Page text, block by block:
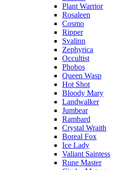
Plant Warrior
Rosaleen
Cosmo
Ripper
Svalinn
Zephyrica
Occultist
Phobos
Queen Wasp
Hot Shot
Bloody Mary
Landwalker
Jumbear
Rambard
Crystal Wraith
Boreal Fox
Ice Lady
Valiant Saintess
Rune Master